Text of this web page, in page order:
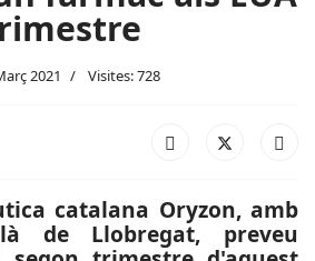
2021 Visites: 728
catalana Oryzon, amb
de Llobregat, preveu